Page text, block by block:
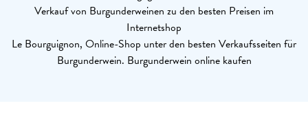
Verkauf von Burgunderweinen zu den besten Preisen im
Internetshop
Le Bourguignon, Online-Shop unter den besten Verkaufsseiten für
Burgunderwein. Burgunderwein online kaufen